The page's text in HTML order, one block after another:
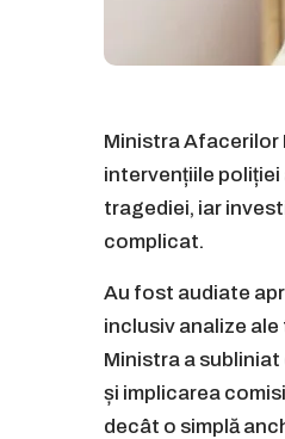
Ministra Afacerilor
intervențiile poliției
tragediei, iar
complicat.
Au fost audiate
inclusiv analize
Ministra a
și implicarea
decât o simplă